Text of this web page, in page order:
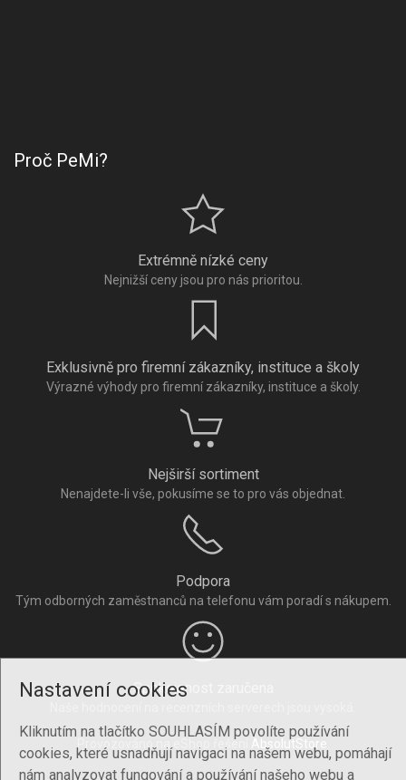
Nastavení cookies
Kliknutím na tlačítko SOUHLASÍM povolíte používání
cookies, které usnadňují navigaci na našem webu, pomáhají
nám analyzovat fungování a používání našeho webu a
Proč PeMi?
Extrémně nízké ceny
Nejnižší ceny jsou pro nás prioritou.
Exklusivně pro firemní zákazníky, instituce a školy
Výrazné výhody pro firemní zákazníky, instituce a školy.
Nejširší sortiment
Nenajdete-li vše, pokusíme se to pro vás objednat.
Podpora
Tým odborných zaměstnanců na telefonu vám poradí s nákupem.
Spokojenost zaručena
Provozováno na eShop řešení AbsolutStore